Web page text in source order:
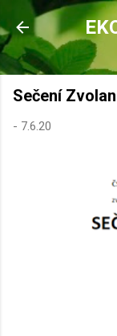
Sečení
- 7.6.20